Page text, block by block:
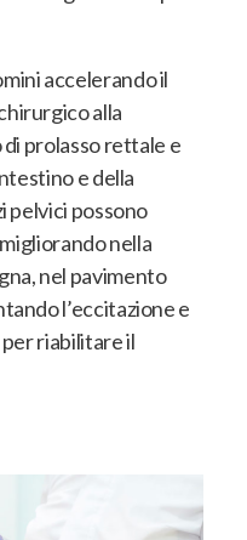
accelerando il
alla
prolasso rettale e
e della
pelvici possono
nella
nel pavimento
l’eccitazione e
riabilitare il